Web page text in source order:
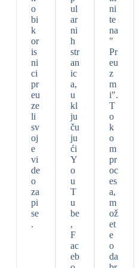
o
bi
k
or
is
ni
ci
pr
eu
ze
li
sv
oj
e
vi
de
o
za
pi
se
.
ul
ar
ni
h
str
an
ic
a,
u
kl
ju
ču
ju
ći
Y
o
u
T
u
be
,
F
ac
eb
ni
te
na
"
Pr
eu
z
m
i".
T
o
k
o
m
pr
oc
es
a,
m
ož
et
e
o
da